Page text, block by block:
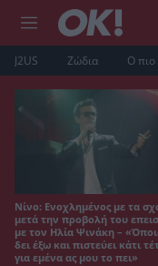
J2US Ζώδια Ο πιο
Νίνο: Ενοχλημένος με τα
μετά την προβολή του
με τον Ηλία Ψινάκη –
δει έξω και πιστεύει κάτι
για εμένα ας μου το πει»